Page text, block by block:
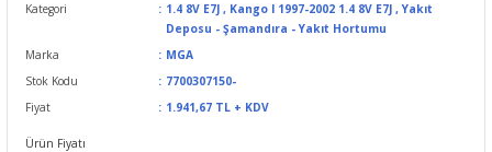
Kategori 1.4 8V E7J , Kango I 1997-2002 1.4 8V E7J ,Yakıt
Deposu - Şamandıra - Yakıt Hortumu
Marka
MGA
Stok Kodu
7700307150-
Fiyat
1.941,67 TL + KDV
Ürün Fiyatı